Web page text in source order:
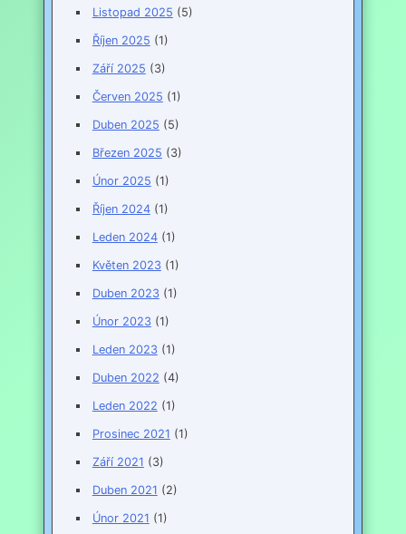
Listopad 2025 (5)
Říjen 2025 (1)
Září 2025 (3)
Červen 2025 (1)
Duben 2025 (5)
Březen 2025 (3)
Únor 2025 (1)
Říjen 2024(1)
Leden 2024(1)
Květen 2023(1)
Duben 2023(1)
Únor 2023(1)
Leden 2023(1)
Duben 2022 (4)
Leden 2022 (1)
Prosinec 2021 (1)
Září 2021 (3)
Duben 2021 (2)
Únor 2021 (1)